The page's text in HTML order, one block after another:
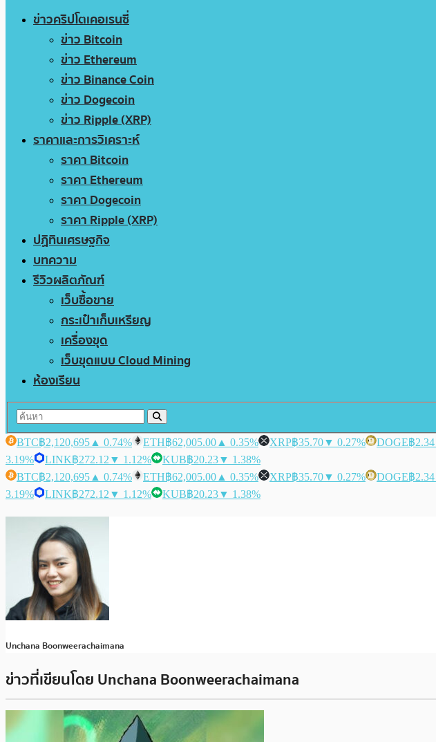
ข่าวคริปโตเคอเรนซี่
ข่าว Bitcoin
ข่าว Ethereum
ข่าว Binance Coin
ข่าว Dogecoin
ข่าว Ripple (XRP)
ราคาและการวิเคราะห์
ราคา Bitcoin
ราคา Ethereum
ราคา Dogecoin
ราคา Ripple (XRP)
ปฏิทินเศรษฐกิจ
บทความ
รีวิวผลิตภัณฑ์
เว็บซื้อขาย
กระเป๋าเก็บเหรียญ
เครื่องขุด
เว็บขุดแบบ Cloud Mining
ห้องเรียน
BTC฿2,120,695 ▲ 0.74% ETH฿62,005.00 ▲ 0.35% XRP฿35.70▼ 0.27% DOGE฿2.34
3.19%
LINK฿272.12 ▼ 1.12% KUB฿20.23▼ 1.38%
BTC฿2,120,695 ▲ 0.74% ETH฿62,005.00 ▲ 0.35% XRP฿35.70▼ 0.27% DOGE฿2.34
3.19%
LINK฿272.12 ▼ 1.12% KUB฿20.23▼ 1.38%
Unchana Boonweerachaimana
ข่าวที่เขียนโดย Unchana Boonweerachaimana